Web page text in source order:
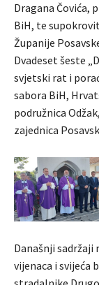
Dragana Čovića,
BiH, te
Županije
Dvadeset šeste
svjetski rat i
sabora BiH,
podružnica
zajednica
Današnji sadržaji
vijenaca i svijeća